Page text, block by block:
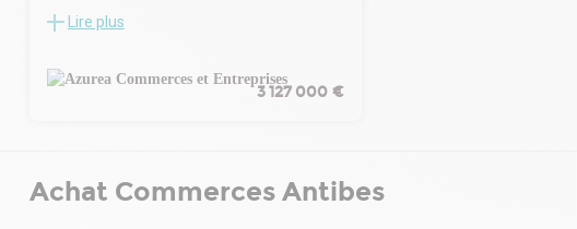
Taxe foncière : 1 450€ / an (charge
Bail commercial signé le 2 juillet 2015.
Dépôt de garantie : 2 mois de loyer hors
IDEAL INVESTISSEURS
A vendre ensemble immobilier occupé
de Juan-les-Pins. Surface totale: 1300 m²
répartis en différents locaux commerciaux:
actuellement. Revenus locatifs actuels
Lire plus
3 127 000 €
Achat Commerces Antibes